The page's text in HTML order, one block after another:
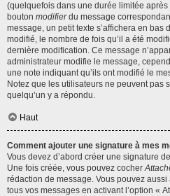
(quelquefois dans une durée limitée
bouton modifierdu message
message, un petit texte s’affichera en bas
modifié, le nombre de fois qu’il a été
dernière modification. Ce message
administrateur modifie le message,
une note indiquant qu’ils ont modifié le
Notez que les utilisateurs ne peuvent pas
quelqu’un y a répondu.
Haut
Comment ajouter une signature à mes
Vous devez d’abord créer une signature
Une fois créée, vous pouvez cocher
rédaction de message. Vous pouvez
tous vos messages en activant l’option «